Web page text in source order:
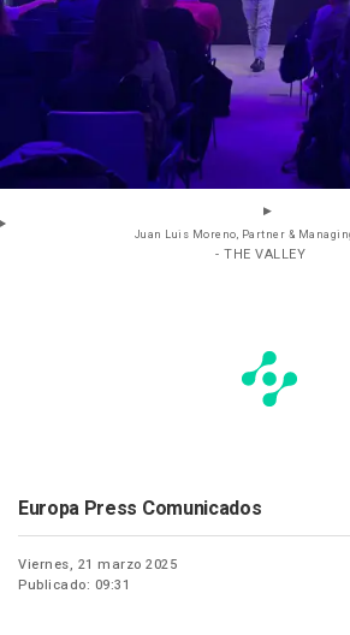
Juan Luis Moreno, Partner &
- THE VALLEY
Europa Press Comunicados
Viernes, 21 marzo 2025
Publicado: 09:31